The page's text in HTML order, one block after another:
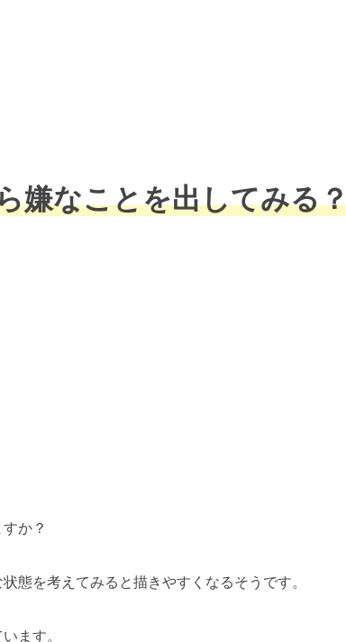
嫌なことを出してみる
か？
態を考えてみると描きやすくなるそうです。
ます。